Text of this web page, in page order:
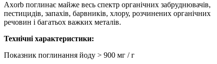
Axorb поглинає майже весь спектр органічних забруднювачів,
пестицидів, запахів, барвників, хлору, розчинених органічних
речовин і багатьох важких металів.
Технічні характеристики:
Показник поглинання йоду > 900 мг / г